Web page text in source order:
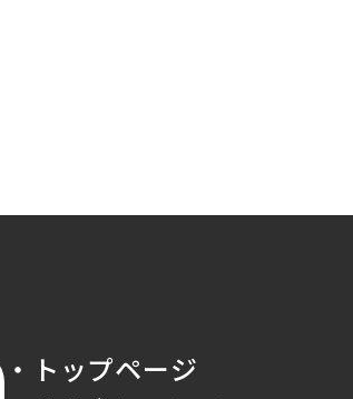
・トップページ